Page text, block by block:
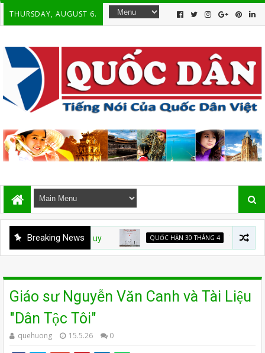
THURSDAY, AUGUST 6.
Breaking News QUỐC HẬN 30 THÁNG 4 Từ nhà tù đến “TỔ
Giáo sư Nguyễn Văn Canh và Tài Liệu
"Dân Tộc Tôi"
quehuong 15.5.26 0